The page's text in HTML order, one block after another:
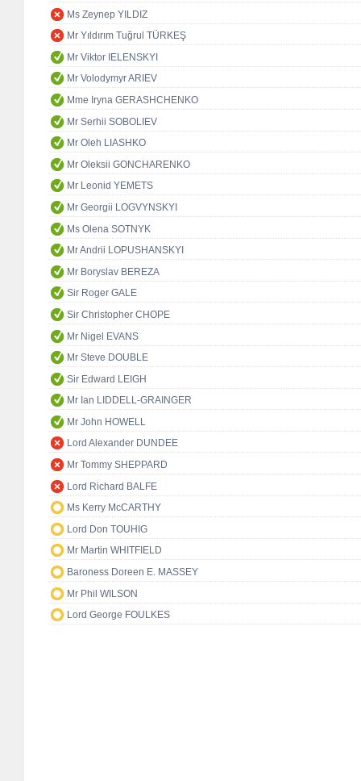
Ms Zeynep YILDIZ
Mr Yıldırım Tuğrul TÜRKEŞ
Mr Viktor IELENSKYI
Mr Volodymyr ARIEV
Mme Iryna GERASHCHENKO
Mr Serhii SOBOLIEV
Mr Oleh LIASHKO
Mr Oleksii GONCHARENKO
Mr Leonid YEMETS
Mr Georgii LOGVYNSKYI
Ms Olena SOTNYK
Mr Andrii LOPUSHANSKYI
Mr Boryslav BEREZA
Sir Roger GALE
Sir Christopher CHOPE
Mr Nigel EVANS
Mr Steve DOUBLE
Sir Edward LEIGH
Mr Ian LIDDELL-GRAINGER
Mr John HOWELL
Lord Alexander DUNDEE
Mr Tommy SHEPPARD
Lord Richard BALFE
Ms Kerry McCARTHY
Lord Don TOUHIG
Mr Martin WHITFIELD
Baroness Doreen E. MASSEY
Mr Phil WILSON
Lord George FOULKES